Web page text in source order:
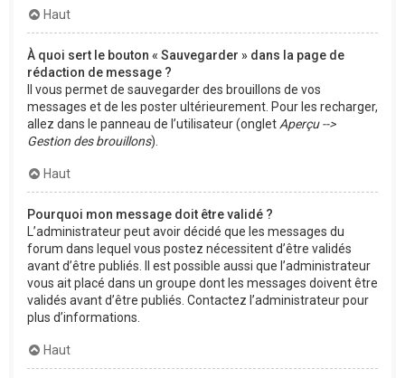
Haut
À quoi sert le bouton « Sauvegarder » dans la page de
rédaction de message ?
Il vous permet de sauvegarder des brouillons de vos
messages et de les poster ultérieurement. Pour les recharger,
allez dans le panneau de l’utilisateur (onglet Aperçu -->
Gestion des brouillons).
Haut
Pourquoi mon message doit être validé ?
L’administrateur peut avoir décidé que les messages du
forum dans lequel vous postez nécessitent d’être validés
avant d’être publiés. Il est possible aussi que l’administrateur
vous ait placé dans un groupe dont les messages doivent être
validés avant d’être publiés. Contactez l’administrateur pour
plus d’informations.
Haut